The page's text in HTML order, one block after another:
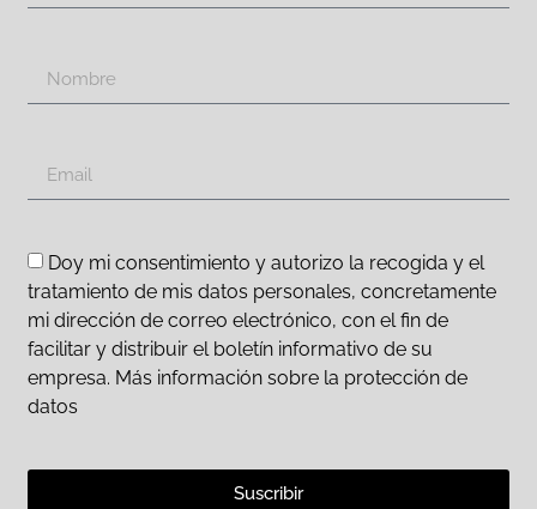
Doy mi consentimiento y autorizo la recogida y el
tratamiento de mis datos personales, concretamente
mi dirección de correo electrónico, con el fin de
facilitar y distribuir el boletín informativo de su
empresa. Más información sobre la protección de
datos
Suscribir